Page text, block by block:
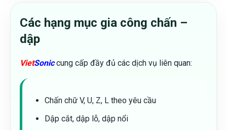
Các hạng mục gia công chấn –
dập
VietSoniccung cấp đầy đủ các dịch vụ liên quan:
Chấn chữ V, U, Z, L theo yêu cầu
Dập cắt, dập lỗ, dập nổi